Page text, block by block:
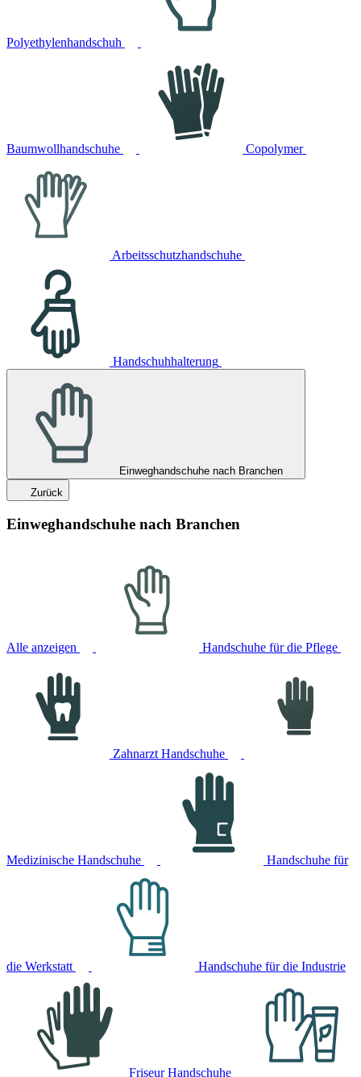
Polyethylenhandschuh
Baumwollhandschuhe Copolymer
Arbeitsschutzhandschuhe
Handschuhhalterung
Einweghandschuhe nach Branchen
Zurück
Einweghandschuhe nach Branchen
Alle anzeigen Handschuhe für die Pflege
Zahnarzt Handschuhe
Medizinische Handschuhe Handschuhe für
die Werkstatt Handschuhe für die Industrie
Friseur Handschuhe